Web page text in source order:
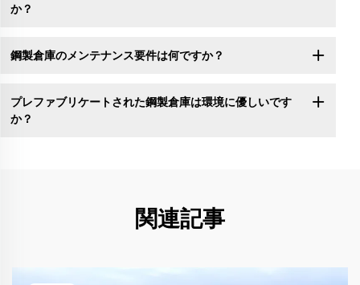
か？
鋼製倉庫のメンテナンス要件は何ですか？
プレファブリケートされた鋼製倉庫は環境に優しいです
か？
関連記事